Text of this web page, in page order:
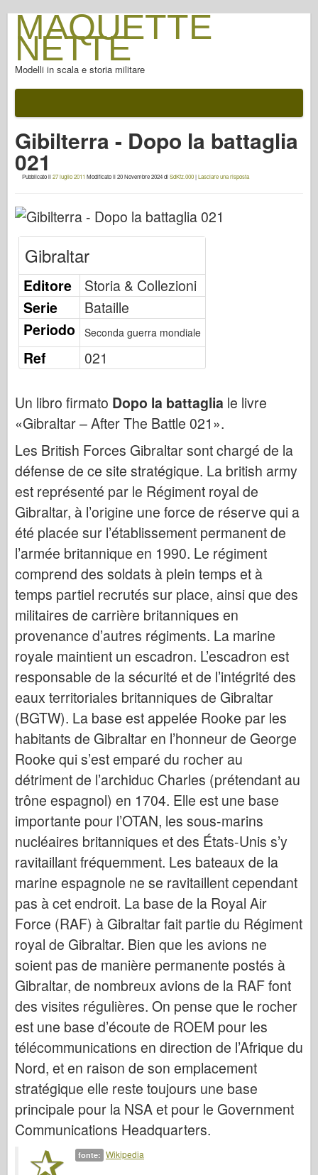
MAQUETTE
NETTE
Modelli in scala e storia militare
Dopo la battaglia
Armi AFV
Armatura di profilo
Concord
Dadi & Bulloni
Nuova Avanguardia
Modellazione di Osprey
Osprey Publishing
Segnale squadrone
Potenza del serbatoio
Waffen-Arsenal
Maquettes
Accademia
Modelli ace
AFV Club
Airfix
Aeronautica
Modello AZ
Cane Nero
Bronco
Cyber-Hobby
Drago
Eduard
Modello E.T.
Stampi fini
Forze del Valore
Friulmodel
Hasegawa
Heller
HobbyBoss
Modelli IBG
Icm
Italeri
Leggenda
Modello Meng
Tamiya
Tristar
Trombettista
Zvezda
Album-Foto
Libri
Gibilterra - Dopo la battaglia
021
Pubblicato il27 luglio 2011 Modificato il20 Novembre 2024diSdKfz.000|Lasciare una risposta
Gibraltar
Editore
Storia & Collezioni
Serie
Bataille
Periodo
Seconda guerra mondiale
Ref 021
Un libro firmato Dopo la battaglia le livre
«Gibraltar – After The Battle 021».
Les British Forces Gibraltar sont chargé de la
défense de ce site stratégique. La british army
est représenté par le Régiment royal de
Gibraltar, à l’origine une force de réserve qui a
été placée sur l’établissement permanent de
l’armée britannique en 1990. Le régiment
comprend des soldats à plein temps et à
temps partiel recrutés sur place, ainsi que des
militaires de carrière britanniques en
provenance d’autres régiments. La marine
royale maintient un escadron. L’escadron est
responsable de la sécurité et de l’intégrité des
eaux territoriales britanniques de Gibraltar
(BGTW). La base est appelée Rooke par les
habitants de Gibraltar en l’honneur de George
Rooke qui s’est emparé du rocher au
détriment de l’archiduc Charles (prétendant au
trône espagnol) en 1704. Elle est une base
importante pour l’OTAN, les sous-marins
nucléaires britanniques et des États-Unis s’y
ravitaillant fréquemment. Les bateaux de la
marine espagnole ne se ravitaillent cependant
pas à cet endroit. La base de la Royal Air
Force (RAF) à Gibraltar fait partie du Régiment
royal de Gibraltar. Bien que les avions ne
soient pas de manière permanente postés à
Gibraltar, de nombreux avions de la RAF font
des visites régulières. On pense que le rocher
est une base d’écoute de ROEM pour les
télécommunications en direction de l’Afrique du
Nord, et en raison de son emplacement
stratégique elle reste toujours une base
principale pour la NSA et pour le Government
Communications Headquarters.
fonte: Wikipedia